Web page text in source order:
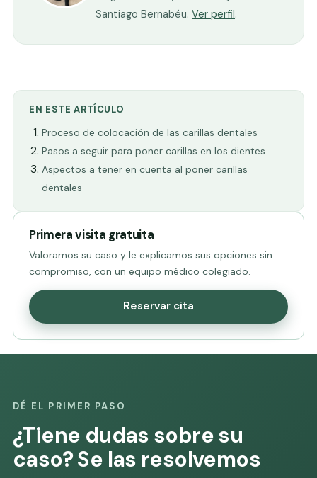
Santiago Bernabéu. Ver perfil.
EN ESTE ARTÍCULO
Proceso de colocación de las carillas dentales
Pasos a seguir para poner carillas en los dientes
Aspectos a tener en cuenta al poner carillas
dentales
Primera visita gratuita
Valoramos su caso y le explicamos sus opciones sin
compromiso, con un equipo médico colegiado.
Reservar cita
DÉ EL PRIMER PASO
¿Tiene dudas sobre su
caso? Se las resolvemos